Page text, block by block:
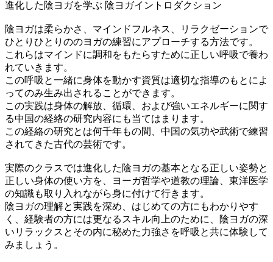
進化した陰ヨガを学ぶ 陰ヨガイントロダクション
陰ヨガは柔らかさ、マインドフルネス、リラクゼーションで
ひとりひとりののヨガの練習にアプローチする方法です。
これらはマインドに調和をもたらすために正しい呼吸で養わ
れていきます。
この呼吸と一緒に身体を動かす資質は適切な指導のもとによ
ってのみ生み出されることができます。
この実践は身体の解放、循環、および強いエネルギーに関す
る中国の経絡の研究内容にも当てはまります。
この経絡の研究とは何千年もの間、中国の気功や武術で練習
されてきた古代の芸術です。
実際のクラスでは進化した陰ヨガの基本となる正しい姿勢と
正しい身体の使い方を、ヨーガ哲学や道教の理論、東洋医学
の知識も取り入れながら身に付けて行きます。
陰ヨガの理解と実践を深め、はじめての方にもわかりやす
く、経験者の方には更なるスキル向上のために、陰ヨガの深
いリラックスとその内に秘めた力強さを呼吸と共に体験して
みましょう。